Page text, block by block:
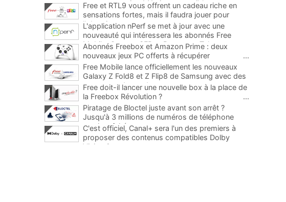
encore au moins 141 ajouts possibles
Free et RTL9 vous offrent un cadeau riche en
sensations fortes, mais il faudra jouer pour
l'obtenir
L'application nPerf se met à jour avec une
nouveauté qui intéressera les abonnés Free
Mobile, Orange, SFR et Bouygues Telecom
Abonnés Freebox et Amazon Prime : deux
nouveaux jeux PC offerts à récupérer
...
Free Mobile lance officiellement les nouveaux
Galaxy Z Fold8 et Z Flip8 de Samsung avec des
promos et des cadeaux
...
Free doit-il lancer une nouvelle box à la place de
la Freebox Révolution ?
...
Piratage de Bloctel juste avant son arrêt ?
Jusqu'à 3 millions de numéros de téléphone
auraient fuité
C'est officiel, Canal+ sera l'un des premiers à
proposer des contenus compatibles Dolby
Vision 2